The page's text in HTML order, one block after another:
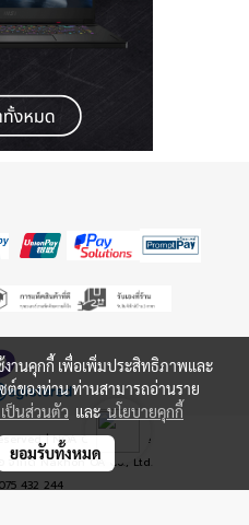
| NOA Online Store
จำกัด Nakhon OA Co., Ltd.
432 244
งานคุกกี้ เพื่อเพิ่มประสิทธิภาพและ
ต์ของท่าน ท่านสามารถอ่านราย
ป็นส่วนตัว และ นโยบายคุกกี้
ยอมรับทั้งหมด